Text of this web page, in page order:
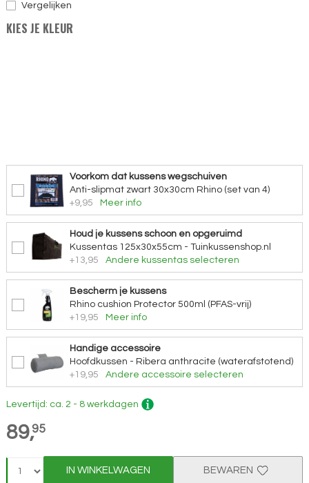
Vergelijken
KIES JE KLEUR
Voorkom dat kussens wegschuiven
Anti-slipmat zwart 30x30cm Rhino (set van 4)
+9,95
Meer info
Houd je kussens schoon en opgeruimd
Kussentas 125x30x55cm - Tuinkussenshop.nl
+13,95
Andere kussentas selecteren
Bescherm je kussens
Rhino cushion Protector 500ml (PFAS-vrij)
+19,95
Meer info
Handige accessoire
Hoofdkussen - Ribera anthracite (waterafstotend)
+19,95
Andere accessoire selecteren
Levertijd: ca. 2 - 8 werkdagen
89,95
IN WINKELWAGEN BEWAREN